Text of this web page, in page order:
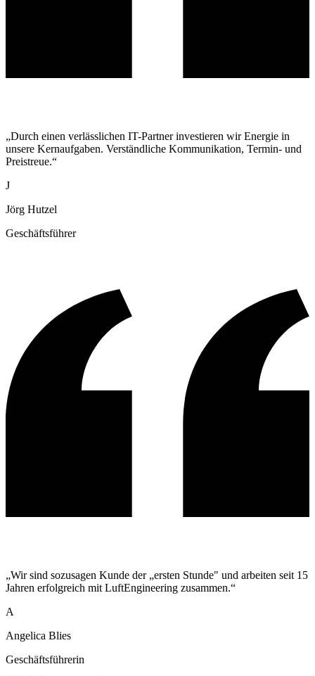
„Durch einen verlässlichen IT-Partner investieren wir Energie in
unsere Kernaufgaben. Verständliche Kommunikation, Termin- und
Preistreue.“
J
Jörg Hutzel
Geschäftsführer
„Wir sind sozusagen Kunde der „ersten Stunde" und arbeiten seit 15
Jahren erfolgreich mit LuftEngineering zusammen.“
A
Angelica Blies
Geschäftsführerin